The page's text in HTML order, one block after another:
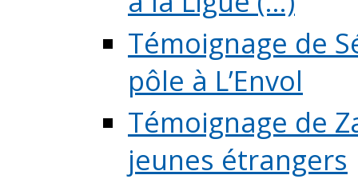
Témoignage de
pôle à L’Envol
Témoignage de
jeunes étrangers